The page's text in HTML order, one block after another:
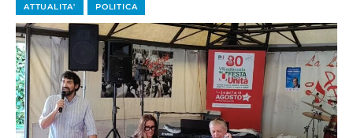
ATTUALITA' POLITICA